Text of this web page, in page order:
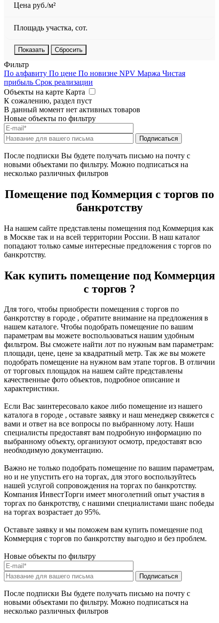
Цена руб./м²
Площадь участка, сот.
Сбросить
Фильтр
По алфавиту По цене По новизне NPV Маржа Чистая
прибыль Срок реализации
Объекты на карте Карта
К сожалению, раздел пуст
В данный момент нет активных товаров
Новые объекты по фильтру
После подписки Вы будете получать письмо на почту с
новыми объектами по фильтру. Можно подписаться на
несколько различных фильтров
Помещение под Коммерция с торгов по
банкротству
На нашем сайте представлены помещения под Коммерция как
в Москве так и на всей территории России. В наш каталог
попадают только самые интересные предложения с торгов по
банкротству.
Как купить помещение под Коммерция
с торгов ?
Для того, чтобы приобрести помещения с торгов по
банкротству в городе , обратите внимание на предложения в
нашем каталоге. Чтобы подобрать помещение по вашим
параметрам вы можете воспользоваться нашим удобным
фильтром. Вы сможете найти лот по нужным вам параметрам:
площади, цене, цене за квадратный метр. Так же вы можете
подобрать помещение на нужном вам этапе торгов. В отличии
от торговых площадок на нашем сайте представлены
качественные фото объектов, подробное описание и
характеристики.
Если Вас заинтересовало какое либо помещение из нашего
каталога в городе , оставьте заявку и наш менеджер свяжется с
вами и ответ на все вопросы по выбранному лоту. Наши
специалисты предоставят вам подробную информацию по
выбранному объекту, организуют осмотр, предоставят всю
необходимую документацию.
Важно не только подобрать помещение по вашим параметрам,
но и не упустить его на торгах, для этого воспользуйтесь
нашей услугой сопровождения на торгах по банкротству.
Компания ИнвестТорги имеет многолетний опыт участия в
торгах по банкротству, с нашими специалистами шанс победы
на торгах возрастает до 95%.
Оставьте заявку и мы поможем вам купить помещение под
Коммерция с торгов по банкротству выгодно и без проблем.
Новые объекты по фильтру
После подписки Вы будете получать письмо на почту с
новыми объектами по фильтру. Можно подписаться на
несколько различных фильтров